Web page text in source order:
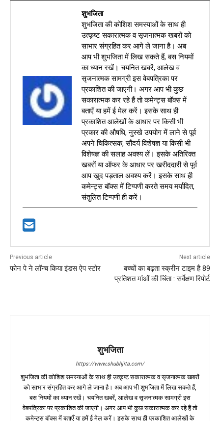
शुभजिता
शुभजिता की कोशिश समस्याओं के साथ ही
उत्कृष्ट सकारात्मक व सृजनात्मक खबरों को
साभार संग्रहित कर आगे ले जाना है। अब
आप भी शुभजिता में लिख सकते हैं, बस नियमों
का ध्यान रखें। चयनित खबरें, आलेख व
सृजनात्मक सामग्री इस वेबपत्रिका पर
प्रकाशित की जाएगी। अगर आप भी कुछ
सकारात्मक कर रहे हैं तो कमेन्ट्स बॉक्स में
बताएँ या हमें ई मेल करें। इसके साथ ही
प्रकाशित आलेखों के आधार पर किसी भी
प्रकार की औषधि, नुस्खे उपयोग में लाने से पूर्व
अपने चिकित्सक, सौंदर्य विशेषज्ञ या किसी भी
विशेषज्ञ की सलाह अवश्य लें। इसके अतिरिक्त
खबरों या ऑफर के आधार पर खरीददारी से पूर्व
आप खुद पड़ताल अवश्य करें। इसके साथ ही
कमेन्ट्स बॉक्स में टिप्पणी करते समय मर्यादित,
संतुलित टिप्पणी ही करें।
Previous article
फोन पे ने लॉन्च किया इंडस ऐप स्टोर
Next article
बच्चों का बढ़ता स्क्रीन टाइम है 89
प्रतिशत मांओं की चिंता : सर्वेक्षण रिपोर्ट
शुभजिता
https://www.shubhjita.com/
शुभजिता की कोशिश समस्याओं के साथ ही उत्कृष्ट सकारात्मक व सृजनात्मक खबरों
को साभार संग्रहित कर आगे ले जाना है। अब आप भी शुभजिता में लिख सकते हैं,
बस नियमों का ध्यान रखें। चयनित खबरें, आलेख व सृजनात्मक सामग्री इस
वेबपत्रिका पर प्रकाशित की जाएगी। अगर आप भी कुछ सकारात्मक कर रहे हैं तो
कमेन्ट्स बॉक्स में बताएँ या हमें ई मेल करें। इसके साथ ही प्रकाशित आलेखों के